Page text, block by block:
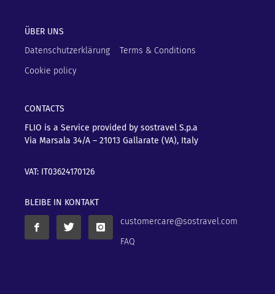
ÜBER UNS
Datenschutzerklärung
Terms & Conditions
Cookie policy
CONTACTS
FLIO is a Service provided by sostravel S.p.a
Via Marsala 34/A – 21013 Gallarate (VA), Italy
VAT: IT03624170126
BLEIBE IN KONTAKT
customercare@sostravel.com
FAQ